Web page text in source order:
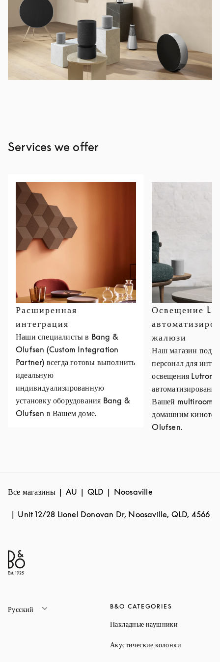
Services we offer
Расширенная
интеграция
Наши специалисты в Bang &
Olufsen (Custom Integration
Partner) всегда готовы выполнить
идеальную
индивидуализированную
установку оборудования Bang &
Olufsen в Вашем доме.
Освещение
жалюзи
Наш магазин
персонал для
освещения Lutron и
Вашей multiroom-
домашним
Olufsen.
Все магазины AU QLD Noosaville
Unit 12/28 Lionel Donovan Dr, Noosaville, QLD, 4566
Русский B&O CATEGORIES
Накладные наушники
Акустические колонки